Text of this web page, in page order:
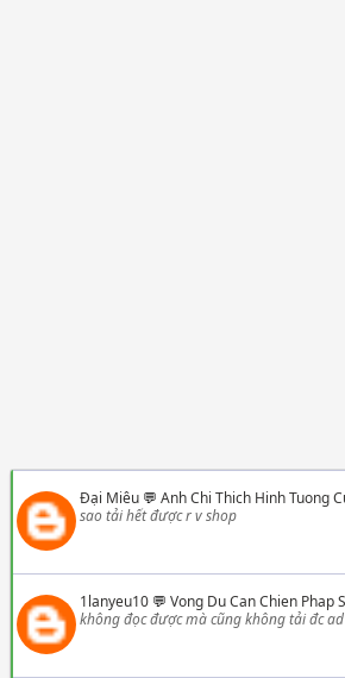
Đại Miêu💬 Anh Chi Thich Hinh Tuong
sao tải hết được r v shop
1lanyeu10💬 Vong Du Can Chien Phap
không đọc được mà cũng không tải đc